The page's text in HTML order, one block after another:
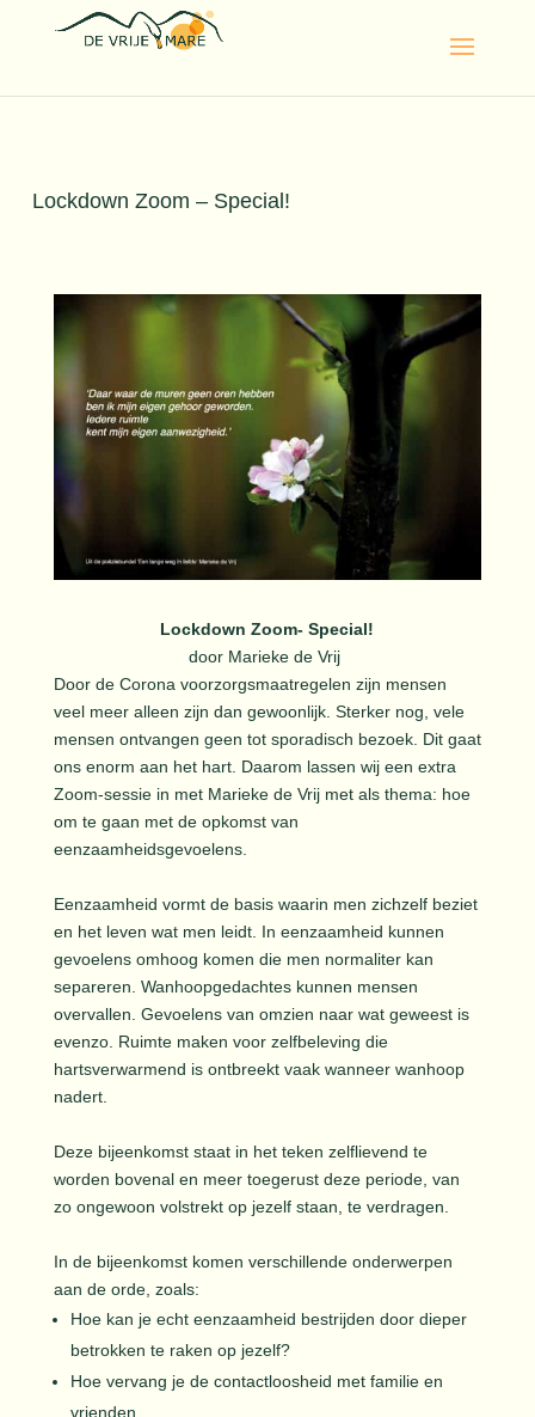
Lockdown Zoom – Special!
Lockdown Zoom- Special!
door Marieke de Vrij
Door de Corona voorzorgsmaatregelen zijn mensen
veel meer alleen zijn dan gewoonlijk. Sterker nog, vele
mensen ontvangen geen tot sporadisch bezoek. Dit gaat
ons enorm aan het hart. Daarom lassen wij een extra
Zoom-sessie in met Marieke de Vrij met als thema: hoe
om te gaan met de opkomst van
eenzaamheidsgevoelens.
Eenzaamheid vormt de basis waarin men zichzelf beziet
en het leven wat men leidt. In eenzaamheid kunnen
gevoelens omhoog komen die men normaliter kan
separeren. Wanhoopgedachtes kunnen mensen
overvallen. Gevoelens van omzien naar wat geweest is
evenzo. Ruimte maken voor zelfbeleving die
hartsverwarmend is ontbreekt vaak wanneer wanhoop
nadert.
Deze bijeenkomst staat in het teken zelflievend te
worden bovenal en meer toegerust deze periode, van
zo ongewoon volstrekt op jezelf staan, te verdragen.
In de bijeenkomst komen verschillende onderwerpen
aan de orde, zoals:
Hoe kan je echt eenzaamheid bestrijden door dieper
betrokken te raken op jezelf?
Hoe vervang je de contactloosheid met familie en
vrienden.